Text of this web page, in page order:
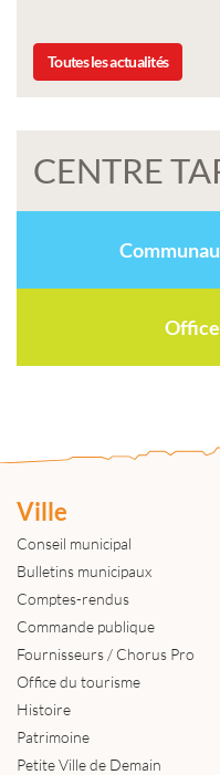
Toutes les actualités
CENTRE
Ville
Conseil municipal
Bulletins municipaux
Comptes-rendus
Commande publique
Fournisseurs / Chorus Pro
Office du tourisme
Histoire
Patrimoine
Petite Ville de Demain